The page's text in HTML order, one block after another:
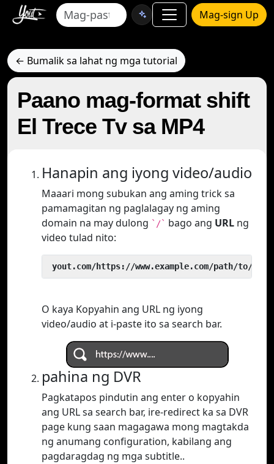
Mag-sign Up
← Bumalik sa lahat ng mga tutorial
Paano mag-format shift
El Trece Tv sa MP4
Hanapin ang iyong video/audio
Maaari mong subukan ang aming trick sa
pamamagitan ng paglalagay ng aming
domain na may dulong `/` bago ang URL ng
video tulad nito:
yout.com/https://www.example.com/path/to/
O kaya Kopyahin ang URL ng iyong
video/audio at i-paste ito sa search bar.
pahina ng DVR
Pagkatapos pindutin ang enter o kopyahin
ang URL sa search bar, ire-redirect ka sa DVR
page kung saan magagawa mong magtakda
ng anumang configuration, kabilang ang
pagdaragdag ng mga subtitle..